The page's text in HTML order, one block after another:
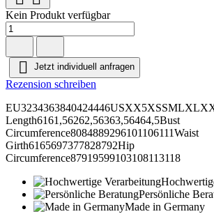
Kein Produkt verfügbar
 Jetzt individuell anfragen
Rezension schreiben
Length6161,56262,56363,56464,5Bust
Circumference8084889296101106111Waist
Girth6165697377828792Hip
Circumference87919599103108113118
Persönliche
Made in Germany